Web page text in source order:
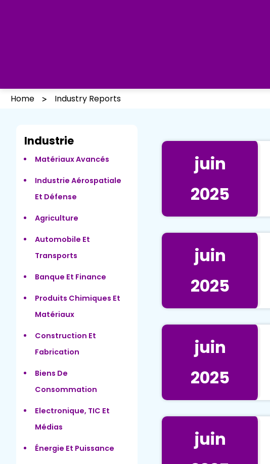
Home Industry Reports
Industrie
Matériaux Avancés
Industrie Aérospatiale
Et Défense
Agriculture
Automobile Et
Transports
Banque Et Finance
Produits Chimiques Et
Matériaux
Construction Et
Fabrication
Biens De
Consommation
Electronique, TIC Et
Médias
Énergie Et Puissance
juin
2025
juin
2025
juin
2025
juin